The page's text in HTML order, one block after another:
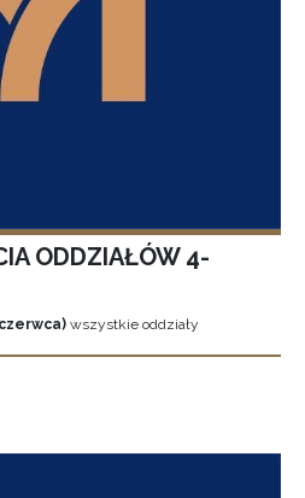
ODDZIAŁÓW 4-
wszystkie oddziały